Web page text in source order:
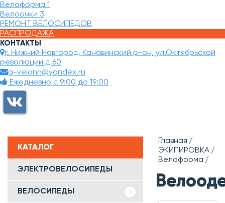
Велоформа 1
Велоочки 3
РЕМОНТ ВЕЛОСИПЕДОВ
РАСПРОДАЖА
КОНТАКТЫ
г. Нижний Новгород, Канавинский р-он, ул.Октябрьской
революции д.60
g-velonn@yandex.ru
Ежедневно с 9:00 до 19:00
КАТАЛОГ
ЭЛЕКТРОВЕЛОСИПЕДЫ
ВЕЛОСИПЕДЫ
Главная
ЭКИПИРОВКА
Велоформа